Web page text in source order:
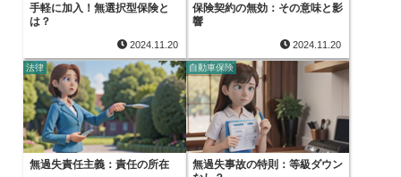
手軽に加入！無選択型保険と
は？
2024.11.20
保険契約の無効：その意味と影
響
2024.11.20
法律
無過失責任主義：責任の所在
自動車保険
無過失事故の特則：等級ダウン